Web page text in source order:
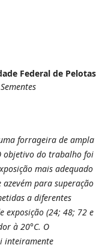
Federal de Pelotas
forrageira de ampla
objetivo do trabalho foi
mais adequado
para superação
a diferentes
exposição (24; 48; 72 e
à 20°C. O
inteiramente